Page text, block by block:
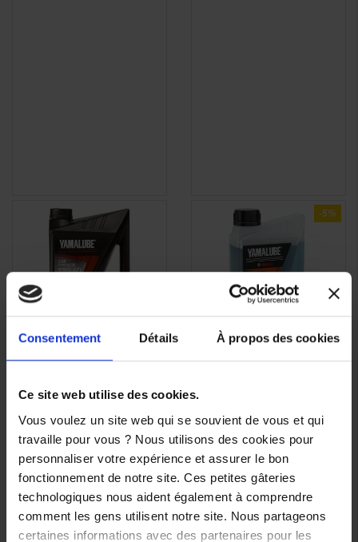
Consentement Détails À propos des cookies
Ce site web utilise des cookies.
Vous voulez un site web qui se souvient de vous et qui
travaille pour vous ? Nous utilisons des cookies pour
personnaliser votre expérience et assurer le bon
fonctionnement de notre site. Ces petites gâteries
technologiques nous aident également à comprendre
comment les gens utilisent notre site. Nous partageons
certaines informations avec des partenaires pour les
Semi Synthese 4L
65,90 €
-5%
13,90 € -5%
13,21 €
RAPIDE